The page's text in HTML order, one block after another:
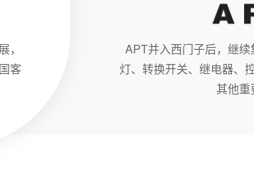
，
客
APT并入西门子后，继
灯、转换开关、继电器、
其他重